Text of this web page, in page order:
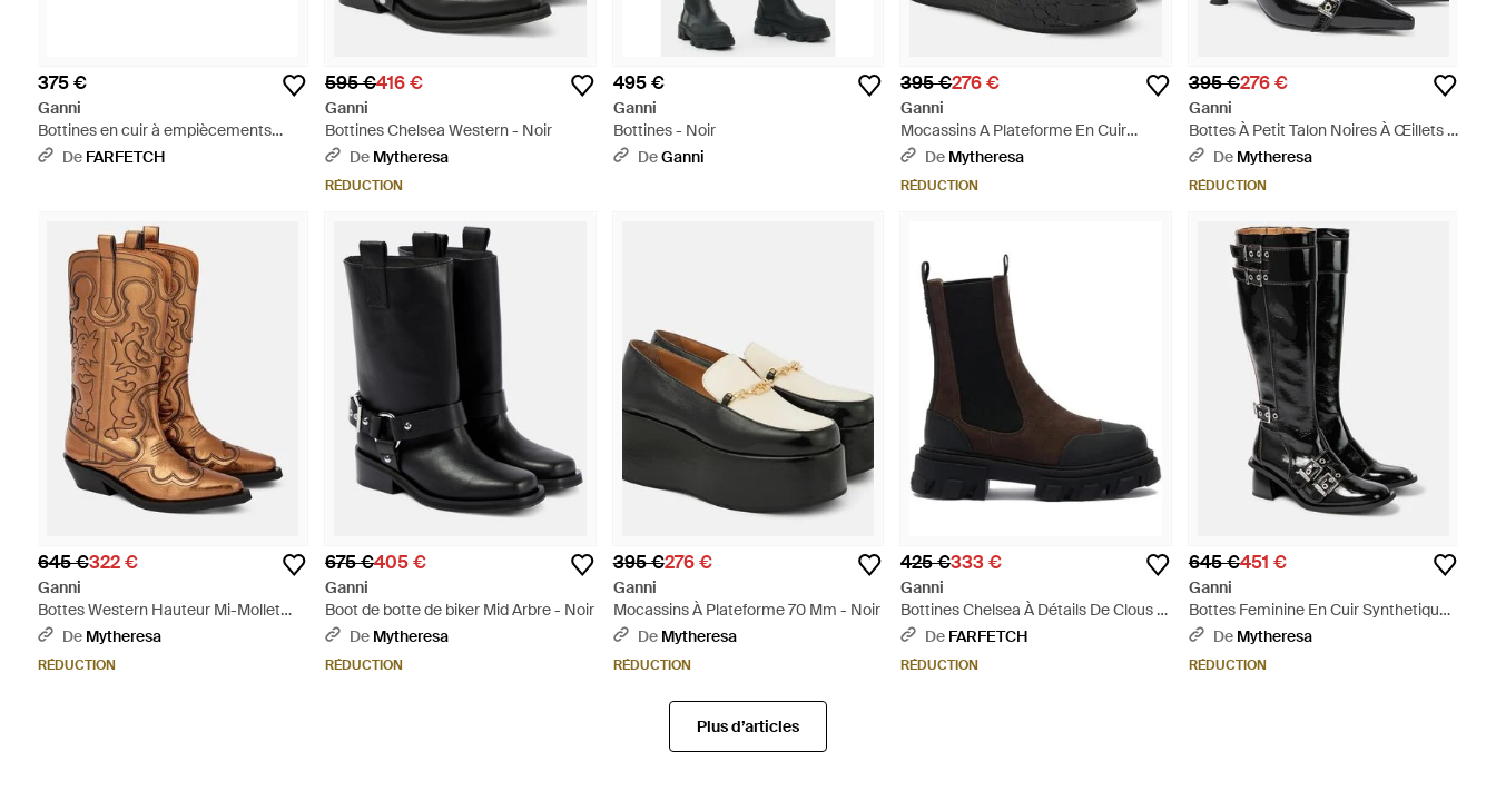
375 €
Ganni
Bottines en cuir à empiècements
élastiqués - Noir
De FARFETCH
595 €416 €
Ganni
Bottines Chelsea Western - Noir
De Mytheresa
RÉDUCTION
495 €
Ganni
Bottines - Noir
DeGanni
395 €276 €
Ganni
Mocassins A Plateforme En Cuir
Synthetique Embosse - Noir
De Mytheresa
RÉDUCTION
395 €276 €
Ganni
Bottes À Petit Talon Noires À Œillets -
NoirDe Mytheresa
RÉDUCTION
645 €322 €
Ganni
Bottes Western Hauteur Mi-Mollet
Dorées À Ornements Brodés - Marron
De Mytheresa
RÉDUCTION
675 €405 €
Ganni
Boot de botte de biker Mid Arbre - Noir
De Mytheresa
RÉDUCTION
395 €276 €
Ganni
Mocassins À Plateforme 70 Mm - Noir
De Mytheresa
RÉDUCTION
425 €333 €
Ganni
Bottines Chelsea À Détails De Clous -
NoirDe FARFETCH
RÉDUCTION
645 €451 €
Ganni
Bottes Feminine En Cuir Synthetique -
NoirDe Mytheresa
RÉDUCTION
Plus d’articles